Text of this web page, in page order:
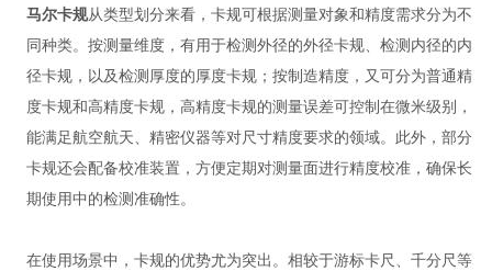
马尔卡规从类型划分来看，卡规可根据测量对象和精度需求分为不
同种类。按测量维度，有用于检测外径的外径卡规、检测内径的内
径卡规，以及检测厚度的厚度卡规；按制造精度，又可分为普通精
度卡规和高精度卡规，高精度卡规的测量误差可控制在微米级别，
能满足航空航天、精密仪器等对尺寸精度要求的领域。此外，部分
卡规还会配备校准装置，方便定期对测量面进行精度校准，确保长
期使用中的检测准确性。
在使用场景中，卡规的优势尤为突出。相较于游标卡尺、千分尺等